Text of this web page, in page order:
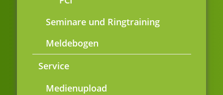
Seminare und Ringtraining
Meldebogen
Service
Medienupload